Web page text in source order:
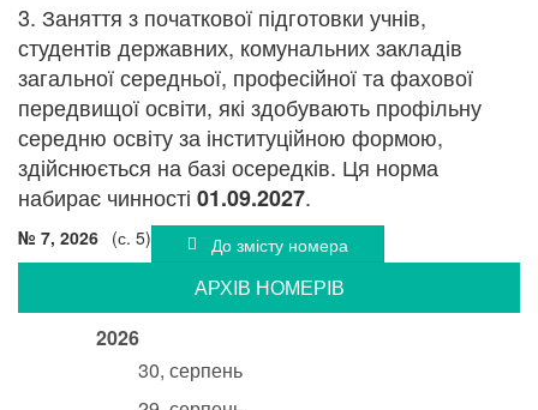
3. Заняття з початкової підготовки учнів,
студентів державних, комунальних закладів
загальної середньої, професійної та фахової
передвищої освіти, які здобувають профільну
середню освіту за інституційною формою,
здійснюється на базі осередків. Ця норма
набирає чинності 01.09.2027.
№ 7, 2026 (с. 5) До змісту номера
АРХIВ НОМЕРIВ
2026
30, серпень